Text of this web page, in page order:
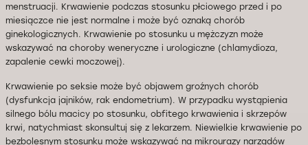
menstruacji. Krwawienie podczas stosunku płciowego przed i po
miesiączce nie jest normalne i może być oznaką chorób
ginekologicznych. Krwawienie po stosunku u mężczyzn może
wskazywać na choroby weneryczne i urologiczne (chlamydioza,
zapalenie cewki moczowej).
Krwawienie po seksie może być objawem groźnych chorób
(dysfunkcja jajników, rak endometrium). W przypadku wystąpienia
silnego bólu macicy po stosunku, obfitego krwawienia i skrzepów
krwi, natychmiast skonsultuj się z lekarzem. Niewielkie krwawienie po
bezbolesnym stosunku może wskazywać na mikrourazy narządów